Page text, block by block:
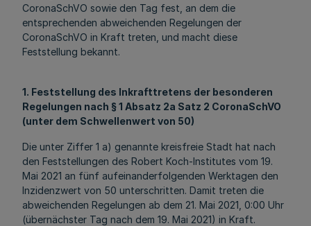
CoronaSchVO sowie den Tag fest, an dem die
entsprechenden abweichenden Regelungen der
CoronaSchVO in Kraft treten, und macht diese
Feststellung bekannt.
1. Feststellung des Inkrafttretens der besonderen
Regelungen nach § 1 Absatz 2a Satz 2 CoronaSchVO
(unter dem Schwellenwert von 50)
Die unter Ziffer 1 a) genannte kreisfreie Stadt hat nach
den Feststellungen des Robert Koch-Institutes vom 19.
Mai 2021 an fünf aufeinanderfolgenden Werktagen den
Inzidenzwert von 50 unterschritten. Damit treten die
abweichenden Regelungen ab dem 21. Mai 2021, 0:00 Uhr
(übernächster Tag nach dem 19. Mai 2021) in Kraft.